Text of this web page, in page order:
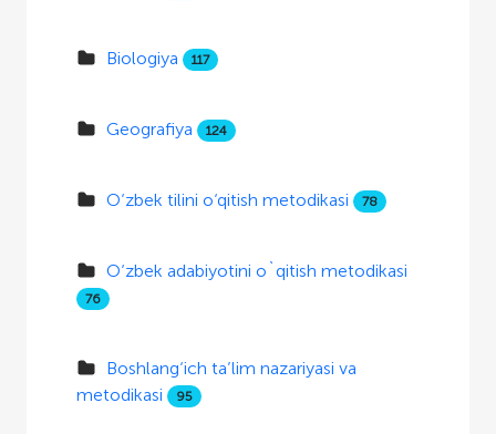
Biologiya 117
Geografiya 124
O‘zbek tilini o‘qitish metodikasi 78
O‘zbek adabiyotini o`qitish metodikasi
76
Boshlang‘ich ta’lim nazariyasi va
metodikasi
95